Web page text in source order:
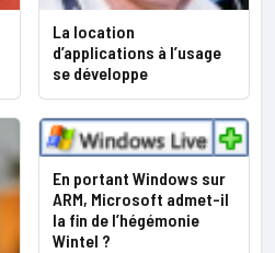
La location
d’applications à l’usage
se développe
En portant Windows sur
ARM, Microsoft admet-il
la fin de l’hégémonie
Wintel ?